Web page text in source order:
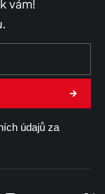
vám!
údajů za